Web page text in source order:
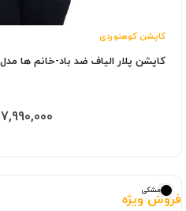
کاپشن کوهنوردی
کاپشن پلار الیاف ضد باد-خانم ها ‎مدل نول Nevel (لاریمو)
7,990,000 تومان
فروش ویژه
مشکی